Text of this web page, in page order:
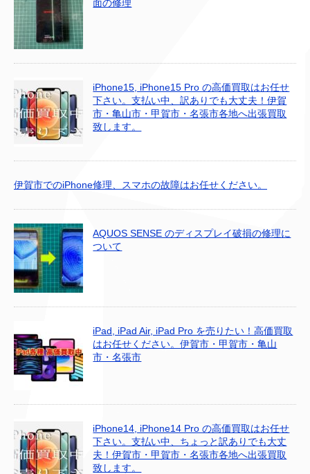
面の修理
iPhone15, iPhone15 Pro の高価買取はお任せ
下さい。支払い中、訳ありでも大丈夫！伊賀
市・亀山市・甲賀市・名張市各地へ出張買取
致します。
伊賀市でのiPhone修理、スマホの故障はお任せください。
AQUOS SENSE のディスプレイ破損の修理に
ついて
iPad, iPad Air, iPad Pro を売りたい！高価買取
はお任せください。伊賀市・甲賀市・亀山
市・名張市
iPhone14, iPhone14 Pro の高価買取はお任せ
下さい。支払い中、ちょっと訳ありでも大丈
夫！伊賀市・甲賀市・名張市各地へ出張買取
致します。